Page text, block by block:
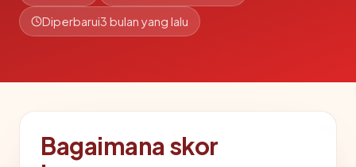
Diperbarui3 bulan yang lalu
Bagaimana skor